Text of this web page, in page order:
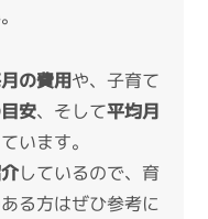
の費用や、子育て
安、そして平均月
います。
しているので、育
る方はぜひ参考に